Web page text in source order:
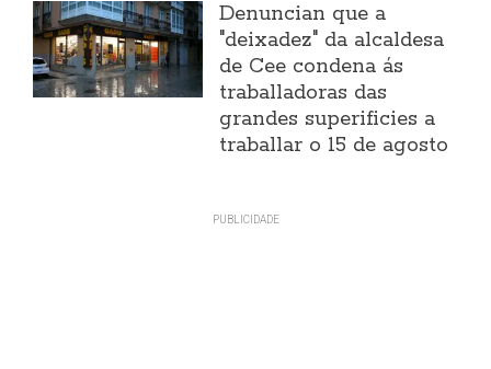
Denuncian que a
"deixadez" da alcaldesa
de Cee condena ás
traballadoras das
grandes superificies a
traballar o 15 de agosto